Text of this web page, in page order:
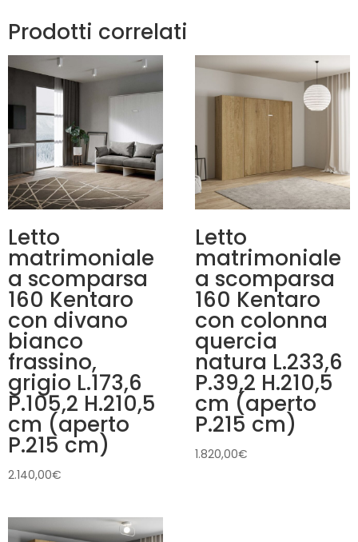
Prodotti correlati
Letto
matrimoniale
a scomparsa
160 Kentaro
con divano
bianco
frassino,
grigio L.173,6
P.105,2 H.210,5
cm (aperto
P.215 cm)
2.140,00€
Letto
matrimoniale
a scomparsa
160 Kentaro
con colonna
quercia
natura L.233,6
P.39,2 H.210,5
cm (aperto
P.215 cm)
1.820,00€